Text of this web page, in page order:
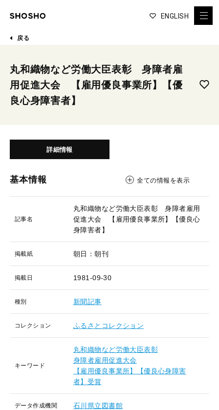
ENGLISH
戻る
丸和織物など労働大臣表彰 身障者雇
用促進大会 【雇用優良事業所】【優
良心身障害者】
詳細情報
基本情報 全ての情報を表示
記事名
丸和織物など労働大臣表彰 身障者雇用
促進大会 【雇用優良事業所】【優良心
身障害者】
掲載紙 朝日：朝刊
掲載日 1981-09-30
種別 新聞記事
コレクション ふるさとコレクション
キーワード
丸和織物など労働大臣表彰
身障者雇用促進大会
【雇用優良事業所】【優良心身障害
者】受賞
データ作成機関 石川県立図書館